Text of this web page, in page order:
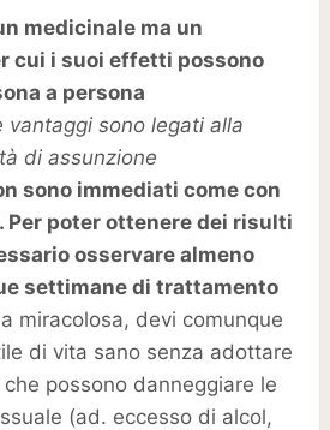
medicinale ma un
cui i suoi effetti possono
a persona
vantaggi sono legati alla
di assunzione
sono immediati come con
Per poter ottenere dei risulti
osservare almeno
settimane di trattamento
miracolosa, devi comunque
di vita sano senza adottare
possono danneggiare le
(ad. eccesso di alcol,